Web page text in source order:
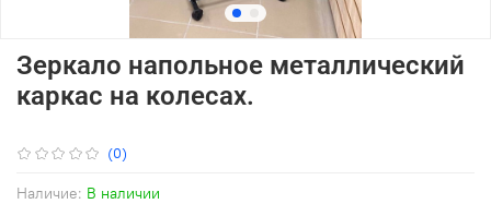
(0)
Наличие: В наличии
Зеркало напольное металлический
каркас на колесах.